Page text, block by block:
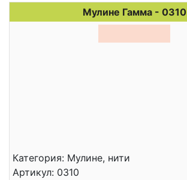
Мулине Гамма - 0310
Категория: Мулине, нити
Артикул: 0310